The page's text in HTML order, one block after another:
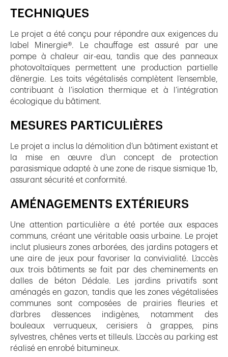
TECHNIQUES
Le projet a été conçu pour répondre aux exigences du
label Minergie®. Le chauffage est assuré par une
pompe à chaleur air-eau, tandis que des panneaux
photovoltaïques permettent une production partielle
d’énergie. Les toits végétalisés complètent l’ensemble,
contribuant à l’isolation thermique et à l’intégration
écologique du bâtiment.
MESURES PARTICULIÈRES
Le projet a inclus la démolition d’un bâtiment existant et
la mise en œuvre d’un concept de protection
parasismique adapté à une zone de risque sismique 1b,
assurant sécurité et conformité.
AMÉNAGEMENTS EXTÉRIEURS
Une attention particulière a été portée aux espaces
communs, créant une véritable oasis urbaine. Le projet
inclut plusieurs zones arborées, des jardins potagers et
une aire de jeux pour favoriser la convivialité. L’accès
aux trois bâtiments se fait par des cheminements en
dalles de béton Dédale. Les jardins privatifs sont
aménagés en gazon, tandis que les zones végétalisées
communes sont composées de prairies fleuries et
d’arbres d’essences indigènes, notamment des
bouleaux verruqueux, cerisiers à grappes, pins
sylvestres, chênes verts et tilleuls. L’accès au parking est
réalisé en enrobé bitumineux.